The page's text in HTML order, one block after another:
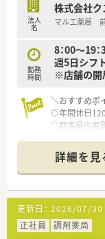
ています。
薬歴は全店舗
在宅医療にも
ける環境です
健康測定会や
薬剤師がより
全社で月間
リつけて働
妊娠・出産・
います。
そのため産休
安心して活躍
法人
名
株式会社
マルエ薬局
勤務
時間
8：00～19
週5日シフ
※店舗の開
＼おすすめポ
◎年間休日120
◎群馬県内展
◎店舗拡大の
◎大手DGSの
◎管理薬剤師
◎入社後は勤
将来的に管理
＼こんな会社で
詳細を見
更新日： 2026/07/30
正社員
調剤薬局